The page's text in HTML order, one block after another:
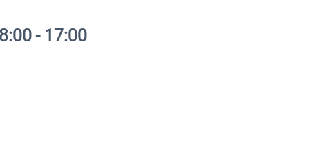
- 17:00